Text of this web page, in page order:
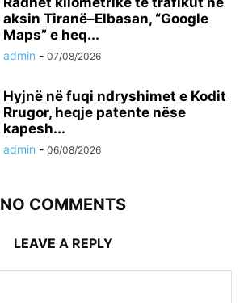
aksin Tiranë–Elbasan, “Google
Maps” e heq...
admin - 07/08/2026
Hyjnë në fuqi ndryshimet e Kodit
Rrugor, heqje patente nëse
kapesh...
admin - 06/08/2026
NO COMMENTS
LEAVE A REPLY